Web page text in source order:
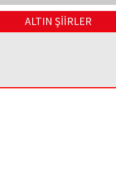
ALTIN ŞİİRLER